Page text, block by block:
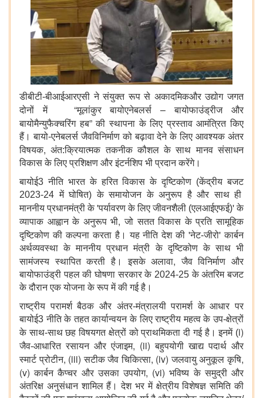
डीबीटी-बीआईआरएसी ने संयुक्त रूप से अकादमिकऔर उद्योग जगत
दोनों में “मूलांकुर बायोएनेबलर्स–बायोफाउंड्रीज और
बायोमैन्युफैक्चरिंग हब”की स्थापना के लिए प्रस्ताव आमंत्रित किए
हैं। बायो-एनेबलर्स जैवविनिर्माण को बढ़ावा देने के लिए आवश्यक अंतर
विषयक,अंत:क्रियात्मक तकनीक कौशल के साथ मानव संसाधन
विकास के लिए प्रशिक्षण और इंटर्नशिप भी प्रदान करेंगे।
बायोई3 नीति भारत के हरित विकास के दृष्टिकोण (केंद्रीय बजट
2023-24 में घोषित) के समायोजन के अनुरूप है और साथ ही
माननीय प्रधानमंत्री के'पर्यावरण के लिए जीवनशैली (एलआईएफई)'के
व्यापाक आह्वान के अनुरूप भी,जो सतत विकास के प्रति सामूहिक
दृष्टिकोण की कल्पना करता है। यह नीति देश की'नेट-जीरो'कार्बन
अर्थव्यवस्था के माननीय प्रधान मंत्री के दृष्टिकोण के साथ भी
सामंजस्य स्थापित करती है। इसके अलावा,जैव विनिर्माण और
बायोफाउंड्री पहल की घोषणा सरकार के 2024-25 के अंतरिम बजट
के दौरान एक योजना के रूप में की गई है।
राष्ट्रीय परामर्श बैठक और अंतर-मंत्रालयी परामर्श के आधार पर
बायोई3 नीति के तहत कार्यान्वयन के लिए राष्ट्रीय महत्व के उप-क्षेत्रों
के साथ-साथ छह विषयगत क्षेत्रों को प्राथमिकता दी गई है। इनमें (i)
जैव-आधारित रसायन और एंजाइम, (ii)बहुपयोगी खाद्य पदार्थ और
स्मार्ट प्रोटीन, (iii)सटीक जैव चिकित्सा, (iv)जलवायु अनुकूल कृषि,
(v)कार्बन कैप्चर और उसका उपयोग, (vi)भविष्य के समुद्री और
अंतरिक्ष अनुसंधान शामिल हैं। देश भर में क्षेत्रीय विशेषज्ञ समिति की